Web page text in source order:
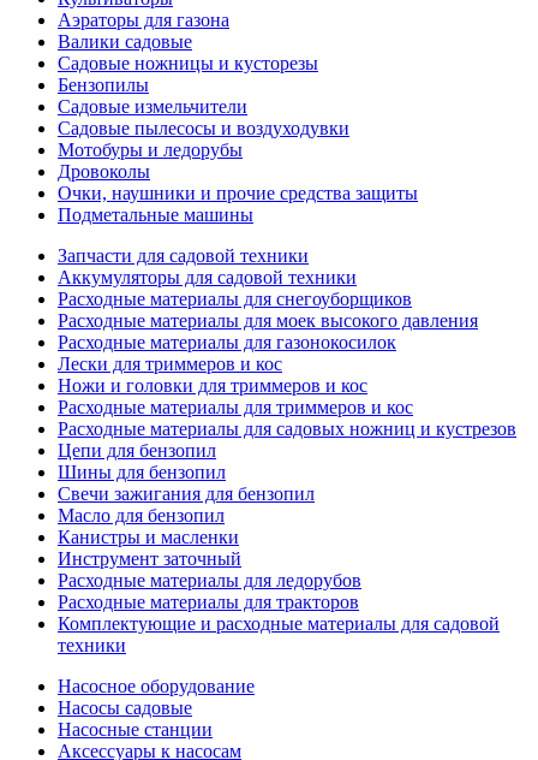
Аэраторы для газона
Валики садовые
Садовые ножницы и кусторезы
Бензопилы
Садовые измельчители
Садовые пылесосы и воздуходувки
Мотобуры и ледорубы
Дровоколы
Очки, наушники и прочие средства защиты
Подметальные машины
Запчасти для садовой техники
Аккумуляторы для садовой техники
Расходные материалы для снегоуборщиков
Расходные материалы для моек высокого давления
Расходные материалы для газонокосилок
Лески для триммеров и кос
Ножи и головки для триммеров и кос
Расходные материалы для триммеров и кос
Расходные материалы для садовых ножниц и кустрезов
Цепи для бензопил
Шины для бензопил
Свечи зажигания для бензопил
Масло для бензопил
Канистры и масленки
Инструмент заточный
Расходные материалы для ледорубов
Расходные материалы для тракторов
Комплектующие и расходные материалы для садовой
техники
Насосное оборудование
Насосы садовые
Насосные станции
Аксессуары к насосам